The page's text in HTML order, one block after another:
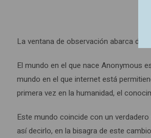
La ventana de observación abarca
El mundo en el que nace Anonymous
mundo en el que internet está
primera vez en la humanidad, el
Este mundo coincide con un
así decirlo, en la bisagra de este